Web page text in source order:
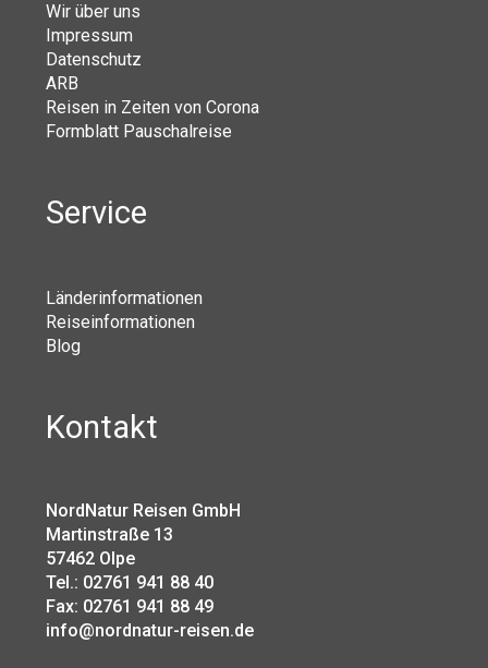
Wir über uns
Impressum
Datenschutz
ARB
Reisen in Zeiten von Corona
Formblatt Pauschalreise
Service
Länderinformationen
Reiseinformationen
Blog
Kontakt
NordNatur Reisen GmbH
Martinstraße 13
57462 Olpe
Tel.: 02761 941 88 40
Fax: 02761 941 88 49
info@nordnatur-reisen.de